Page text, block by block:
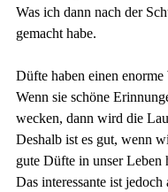
Was ich dann nach der
gemacht habe.
Düfte haben einen
Wenn sie schöne
wecken, dann wird die
Deshalb ist es gut, wenn
gute Düfte in unser Leben
Das interessante ist